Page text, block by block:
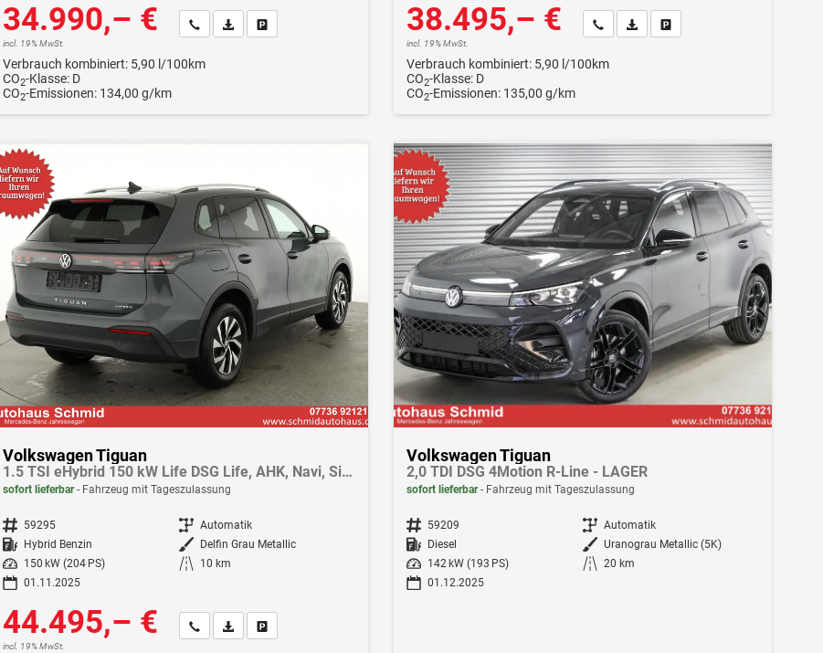
34.990,– €
incl. 19% MwSt.
Wir rufen Sie anFahrzeugexposé (PDF)
Fahrzeug parken
Verbrauch kombiniert: 5,90 l/100km
CO2-Klasse: D
CO2-Emissionen: 134,00 g/km
38.495,– €
incl. 19% MwSt.
Wir rufen Sie anFahrzeugexposé (PDF)
Fahrzeug parken
Verbrauch kombiniert: 5,90 l/100km
CO2-Klasse: D
CO2-Emissionen: 135,00 g/km
Volkswagen Tiguan
1.5 TSI eHybrid 150 kW Life DSG Life, AHK, Navi, Side, easyOpen, Winter
sofort lieferbar Fahrzeug mit Tageszulassung
Fahrzeugnr. 59295 Getriebe Automatik
Kraftstoff Hybrid Benzin Außenfarbe Delfin Grau Metallic
Leistung
150 kW (204 PS) Kilometerstand
10 km
01.11.2025
44.495,– €
incl. 19% MwSt.
Wir rufen Sie an
Fahrzeugexposé (PDF)
Fahrzeug parken
Volkswagen Tiguan
2,0 TDI DSG 4Motion R-Line - LAGER
sofort lieferbar Fahrzeug mit Tageszulassung
Fahrzeugnr. 59209 Getriebe Automatik
Kraftstoff Diesel Außenfarbe Uranograu Metallic (5K)
Leistung
142 kW (193 PS) Kilometerstand 20 km
01.12.2025